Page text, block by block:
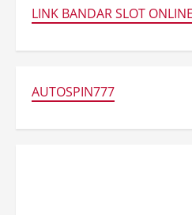
LINK BANDAR SLOT ONLINE
AUTOSPIN777